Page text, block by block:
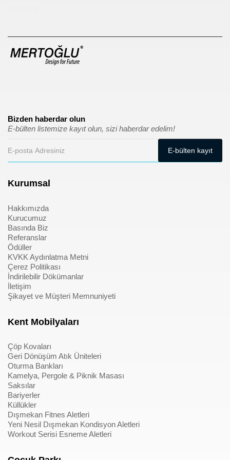
Bizden haberdar olun
E-bülten listemize kayıt olun, sizi haberdar edelim!
Kurumsal
Hakkımızda
Kurucumuz
Basında Biz
Referanslar
Ödüller
KVKK Aydınlatma Metni
Çerez Politikası
İndirilebilir Dökümanlar
İletişim
Şikayet ve Müşteri Memnuniyeti
Kent Mobilyaları
Çöp Kovaları
Geri Dönüşüm Atık Üniteleri
Oturma Bankları
Kamelya, Pergole & Piknik Masası
Saksılar
Bariyerler
Küllükler
Dışmekan Fitnes Aletleri
Yeni Nesil Dışmekan Kondisyon Aletleri
Workout Serisi Esneme Aletleri